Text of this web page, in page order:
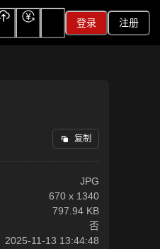
登录 注册
复制
JPG
670 x 1340
797.94 KB
否
2025-11-13 13:44:48